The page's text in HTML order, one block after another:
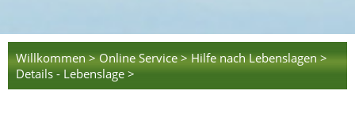
Willkommen > Online Service > Hilfe nach Lebenslagen >
Details - Lebenslage >